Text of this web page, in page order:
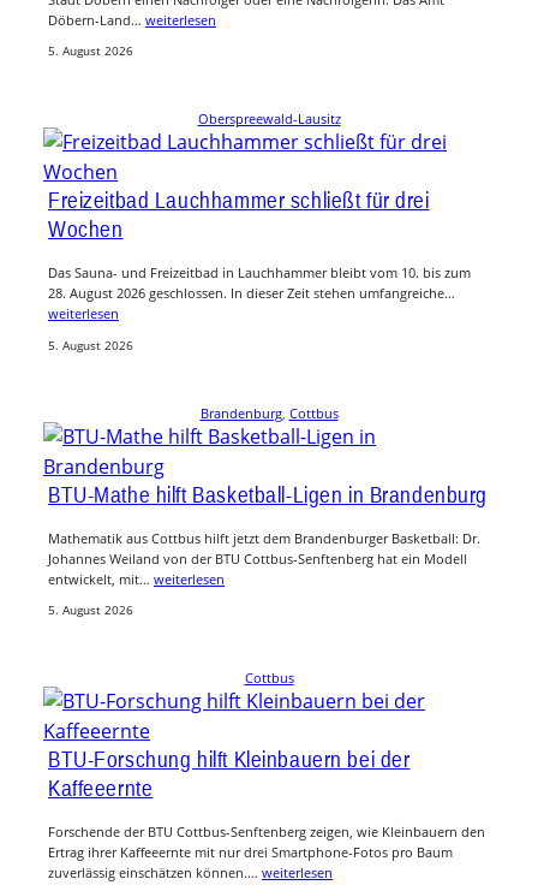
Döbern-Land… weiterlesen
5. August 2026
Oberspreewald-Lausitz
Freizeitbad Lauchhammer schließt für drei
Wochen
Das Sauna- und Freizeitbad in Lauchhammer bleibt vom 10. bis zum
28. August 2026 geschlossen. In dieser Zeit stehen umfangreiche…
weiterlesen
5. August 2026
Brandenburg, Cottbus
BTU-Mathe hilft Basketball-Ligen in Brandenburg
Mathematik aus Cottbus hilft jetzt dem Brandenburger Basketball: Dr.
Johannes Weiland von der BTU Cottbus-Senftenberg hat ein Modell
entwickelt, mit… weiterlesen
5. August 2026
Cottbus
BTU-Forschung hilft Kleinbauern bei der
Kaffeeernte
Forschende der BTU Cottbus-Senftenberg zeigen, wie Kleinbauern den
Ertrag ihrer Kaffeeernte mit nur drei Smartphone-Fotos pro Baum
zuverlässig einschätzen können.… weiterlesen